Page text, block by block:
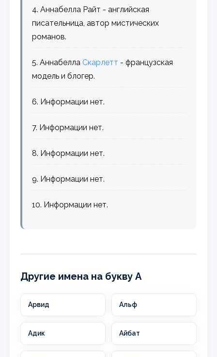
4. Аннабелла Райт - английская
писательница, автор мистических
романов.
5. Аннабелла Скарлетт - французская
модель и блогер.
6. Информации нет.
7. Информации нет.
8. Информации нет.
9. Информации нет.
10. Информации нет.
Другие имена на букву А
Арвид Альф
Адик Айбат